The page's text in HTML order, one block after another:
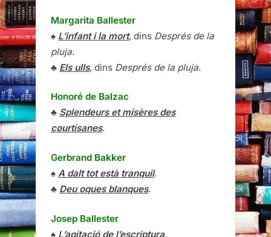
Margarita Ballester
♠ L’infant i la mort, dins Després de la
pluja.
♣ Els ulls, dins Després de la pluja.
Honoré de Balzac
♣ Splendeurs et misères des
courtisanes.
Gerbrand Bakker
♠ A dalt tot està tranquil.
♣ Deu oques blanques.
Josep Ballester
♠ L’agitació de l’escriptura.